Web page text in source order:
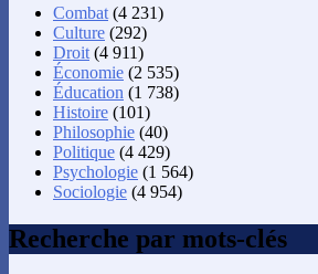
Combat (4 231)
Culture (292)
Droit (4 911)
Économie (2 535)
Éducation (1 738)
Histoire (101)
Philosophie (40)
Politique (4 429)
Psychologie (1 564)
Sociologie (4 954)
Recherche par mots-clés